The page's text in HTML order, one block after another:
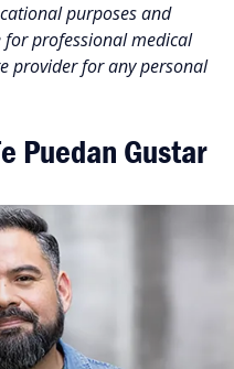
purposes and
for professional medical
provider for any personal
Puedan Gustar